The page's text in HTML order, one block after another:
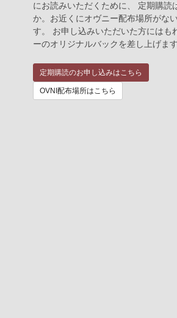
にお読みいただくために、 定期購読
か。お近くにオヴニー配布場所がな
す。 お申し込みいただいた方にはも
ーのオリジナルバックを差し上げます
定期購読のお申し込みはこちら
OVNI配布場所はこちら